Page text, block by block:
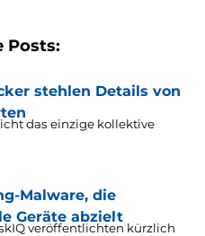
Posts:
stehlen Details von
das einzige kollektive
Malware, die
Geräte abzielt
veröffentlichten kürzlich